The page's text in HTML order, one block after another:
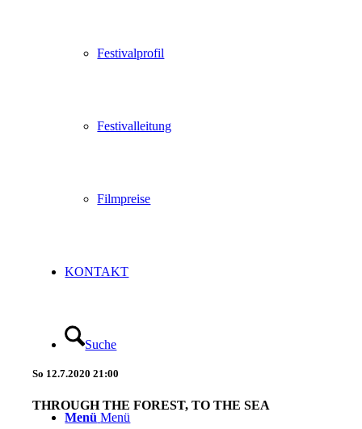
Festivalprofil
Festivalleitung
Filmpreise
KONTAKT
Suche
Menü Menü
So 12.7.2020 21:00
THROUGH THE FOREST, TO THE SEA